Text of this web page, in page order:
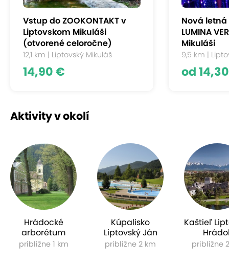
Vstup do ZOOKONTAKT v
Liptovskom Mikuláši
(otvorené celoročne)
12,1 km | Liptovský Mikuláš
14,90 €
Nová
LUMINA
Mikuláši
9,5 km |
od
Aktivity v okolí
Hrádocké
arborétum
približne 1 km
Kúpalisko
Liptovský Ján
približne 2 km
Kaštieľ
približne